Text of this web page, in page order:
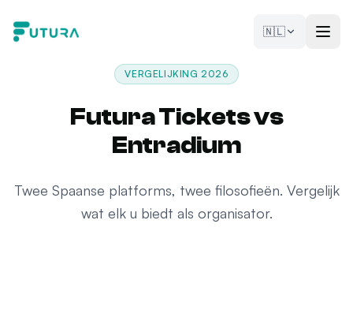
🇳🇱
VERGELIJKING 2026
Futura Tickets vs
Entradium
Twee Spaanse platforms, twee filosofieën. Vergelijk
wat elk u biedt als organisator.